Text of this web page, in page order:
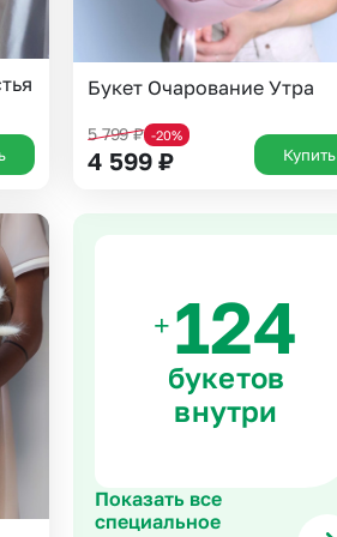
Букет Очарование Утра
5 799₽ -20%
4 599 ₽ Купить
+
букетов
внутри
Показать все
специальное